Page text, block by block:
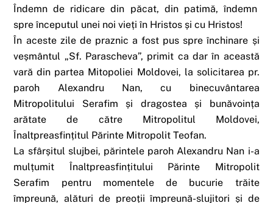
Îndemn de ridicare din păcat, din patimă, îndemn
spre începutul unei noi vieți în Hristos și cu Hristos!
În aceste zile de praznic a fost pus spre închinare și
veșmântul „Sf. Parascheva”, primit ca dar în această
vară din partea Mitopoliei Moldovei, la solicitarea pr.
paroh Alexandru Nan, cu binecuvântarea
Mitropolitului Serafim și dragostea și bunăvoința
arătate de către Mitropolitul Moldovei,
Înaltpreasfințitul Părinte Mitropolit Teofan.
La sfârșitul slujbei, părintele paroh Alexandru Nan i-a
mulțumit Înaltpreasfințitului Părinte Mitropolit
Serafim pentru momentele de bucurie trăite
împreună, alături de preoții împreună-slujitori și de